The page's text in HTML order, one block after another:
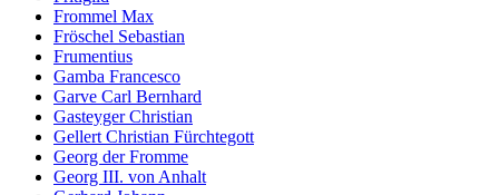
Frommel Max
Fröschel Sebastian
Frumentius
Gamba Francesco
Garve Carl Bernhard
Gasteyger Christian
Gellert Christian Fürchtegott
Georg der Fromme
Georg III. von Anhalt